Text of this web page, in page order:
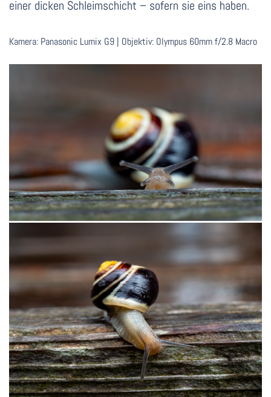
einer dicken Schleimschicht – sofern sie eins haben.
Kamera: Panasonic Lumix G9 | Objektiv: Olympus 60mm f/2.8 Macro